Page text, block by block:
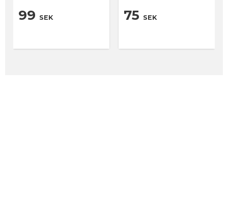
Kärnborr beställes
separat. Gänga 22mm
99 SEK
Kärnborr beställes
separat. Gänga 22mm
75 SEK